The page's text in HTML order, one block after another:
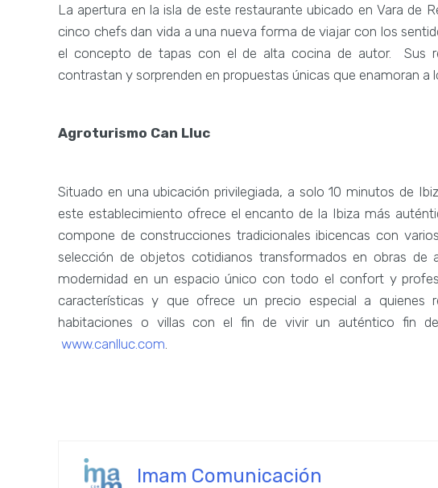
La apertura en la isla de este restaurante ubicado en Vara de
cinco chefs dan vida a una nueva forma de viajar con los
el concepto de tapas con el de alta cocina de autor. Sus
contrastan y sorprenden en propuestas únicas que enamoran a
Agroturismo Can Lluc
Situado en una ubicación privilegiada, a solo 10 minutos de
este establecimiento ofrece el encanto de la Ibiza más
compone de construcciones tradicionales ibicencas con
selección de objetos cotidianos transformados en obras
modernidad en un espacio único con todo el confort y
características y que ofrece un precio especial a quienes
habitaciones o villas con el fin de vivir un auténtico fin
www.canlluc.com
Imam Comunicación